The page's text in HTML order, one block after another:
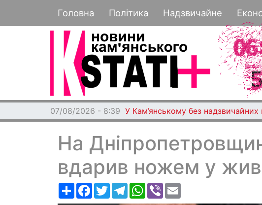
Основная навигация
Головна Політика Надзвичайне
07/08/2026 - 8:39 У Кам’янському без надзвичайних
На
вдарив ножем у
РесурсFacebook
TwitterTelegramWhatsApp
Viber